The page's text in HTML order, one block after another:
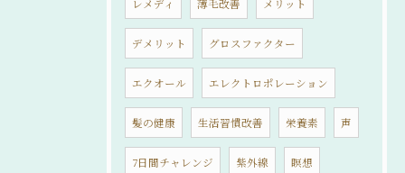
レメディ 薄毛改善 メリット
デメリット グロスファクター
エクオール エレクトロポレーション
髪の健康 生活習慣改善 栄養素 声
7日間チャレンジ 紫外線 瞑想